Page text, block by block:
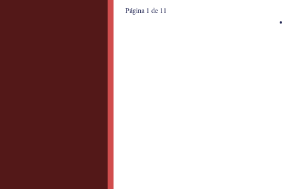
Página 1 de 1 1